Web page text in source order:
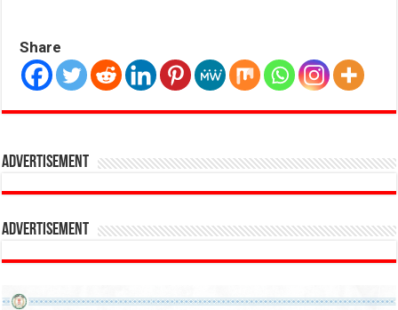
Share
Advertisement
Advertisement